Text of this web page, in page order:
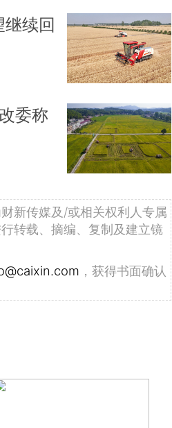
续回
委称
新传媒及/或相关权利人专属
转载、摘编、复制及建立镜
，获得书面确认